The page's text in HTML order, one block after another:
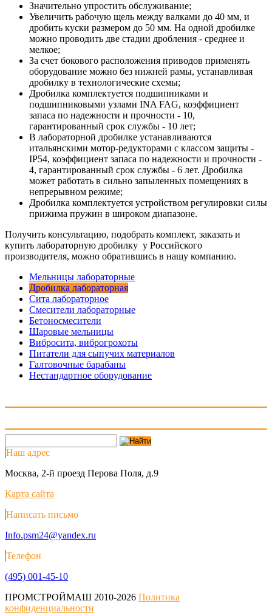
Значительно упростить обслуживание;
Увеличить рабочую щель между валками до 40 мм, и
дробить куски размером до 50 мм. На одной дробилке
можно проводить две стадии дробления - среднее и
мелкое;
За счет бокового расположения приводов применять
оборудование можно без нижней рамы, устанавливая
дробилку в технологические схемы;
Дробилка комплектуется подшипниками и
подшипниковыми узлами INA FAG, коэффициент
запаса по надежности и прочности - 10,
гарантированный срок службы - 10 лет;
В лабораторной дробилке устанавливаются
итальянскими мотор-редукторами с классом защиты -
IP54, коэффициент запаса по надежности и прочности -
4, гарантированный срок службы - 6 лет. Дробилка
может работать в сильно запыленных помещениях в
непрерывном режиме;
Дробилка комплектуется устройством регулировки силы
прижима пружин в широком диапазоне.
Получить консультацию, подобрать комплект, заказать и
купить лабораторную дробилку у Российского
производителя, можно обратившись в нашу компанию.
Мельницы лабораторные
Дробилка лабораторная
Сита лабораторное
Смесители лабораторные
Бетоносмесители
Шаровые мельницы
Вибросита, виброгрохоты
Питатели для сыпучих материалов
Галтовочные барабаны
Нестандартное оборудование
Наш адрес
Москва, 2-й проезд Перова Поля, д.9
Карта сайта
Написать письмо
Info.psm24@yandex.ru
Телефон
(495) 001-45-10
ПРОМСТРОЙМАШ 2010-2026 Политика
конфиденциальности